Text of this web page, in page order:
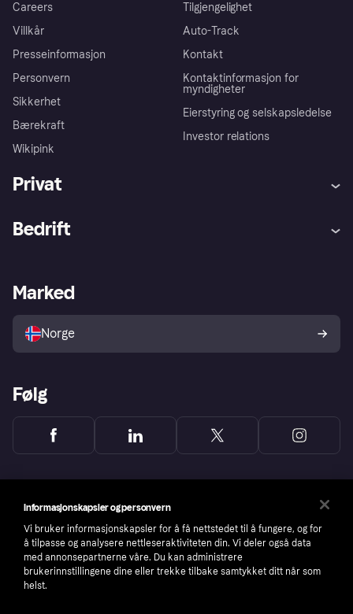
Careers
Villkår
Presseinformasjon
Personvern
Sikkerhet
Bærekraft
Wikipink
Tilgjengelighet
Auto-Track
Kontakt
Kontaktinformasjon for
myndigheter
Eierstyring og selskapsledelse
Investor relations
Privat
Utforsk butikker
Bedrift
Merchant portal
Marked
Norge
Følg
Informasjonskapsler og personvern
Vi bruker informasjonskapsler for å få nettstedet til å fungere, og for
å tilpasse og analysere nettleseraktiviteten din. Vi deler også data
med annonsepartnerne våre. Du kan administrere
brukerinnstillingene dine eller trekke tilbake samtykket ditt når som
helst.